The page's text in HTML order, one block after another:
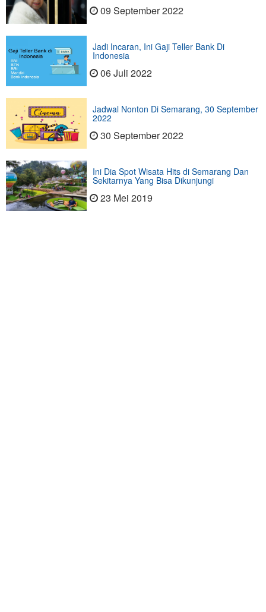
09 September 2022
Jadi Incaran, Ini Gaji Teller Bank Di
Indonesia
06 Juli 2022
Jadwal Nonton Di Semarang, 30 September
2022
30 September 2022
Ini Dia Spot Wisata Hits di Semarang Dan
Sekitarnya Yang Bisa Dikunjungi
23 Mei 2019